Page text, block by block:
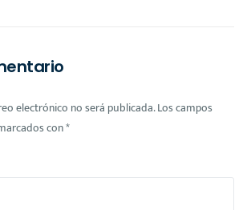
electrónico no será publicada.Los campos
con*